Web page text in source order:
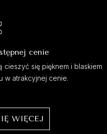
cenie
się pięknem i blaskiem
w atrakcyjnej cenie.
WIĘCEJ